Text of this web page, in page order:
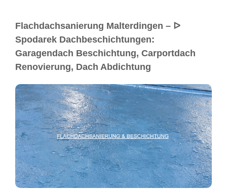
Flachdachsanierung Malterdingen – ᐅ
Spodarek Dachbeschichtungen:
Garagendach Beschichtung, Carportdach
Renovierung, Dach Abdichtung